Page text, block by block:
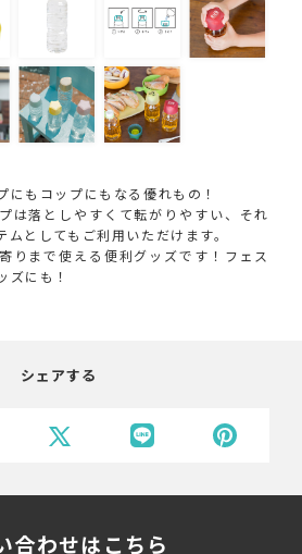
にもコップにもなる優れもの！
は落としやすくて転がりやすい、それ
としてもご利用いただけます。
りまで使える便利グッズです！フェス
ズにも！
シェアする
合わせはこちら